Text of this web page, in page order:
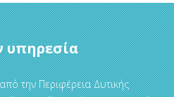
υπηρεσία
την Περιφέρεια Δυτικής